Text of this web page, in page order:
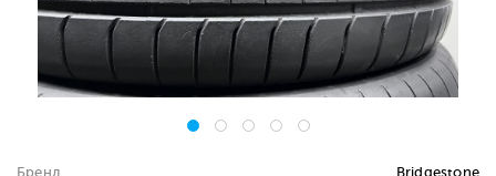
Бренд Bridgestone